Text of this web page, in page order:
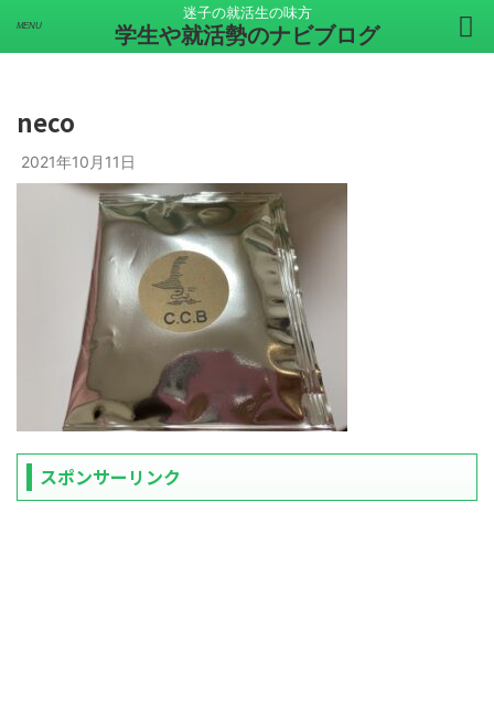
迷子の就活生の味方
学生や就活勢のナビブログ
neco
2021年10月11日
スポンサーリンク